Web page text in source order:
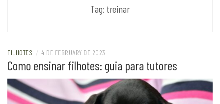
Tag: treinar
FILHOTES / 4 DE FEBRUARY DE 2023
Como ensinar filhotes: guia para tutores